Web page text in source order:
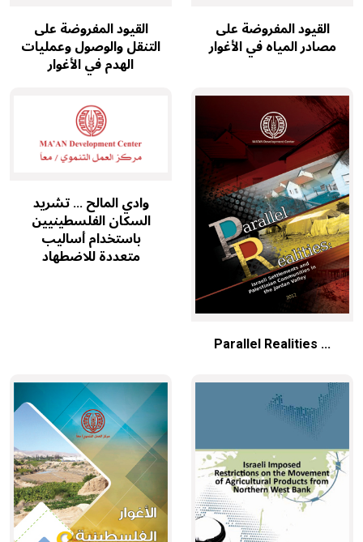
القيود المفروضة على
التنقل والوصول وعمليات
الهدم في الأغوار
القيود المفروضة على
مصادر المياه في الأغوار
وادي المالح ... تشريد
السكان الفلسطينيين
باستخدام أساليب
متعددة للاضطهاد
Parallel Realities ...